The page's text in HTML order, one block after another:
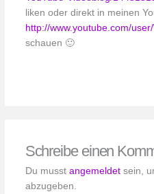
liken oder direkt in meinen
http://www.youtube.com/
schauen 🙂
Schreibe einen
Du musst angemeldetsein,
abzugeben.